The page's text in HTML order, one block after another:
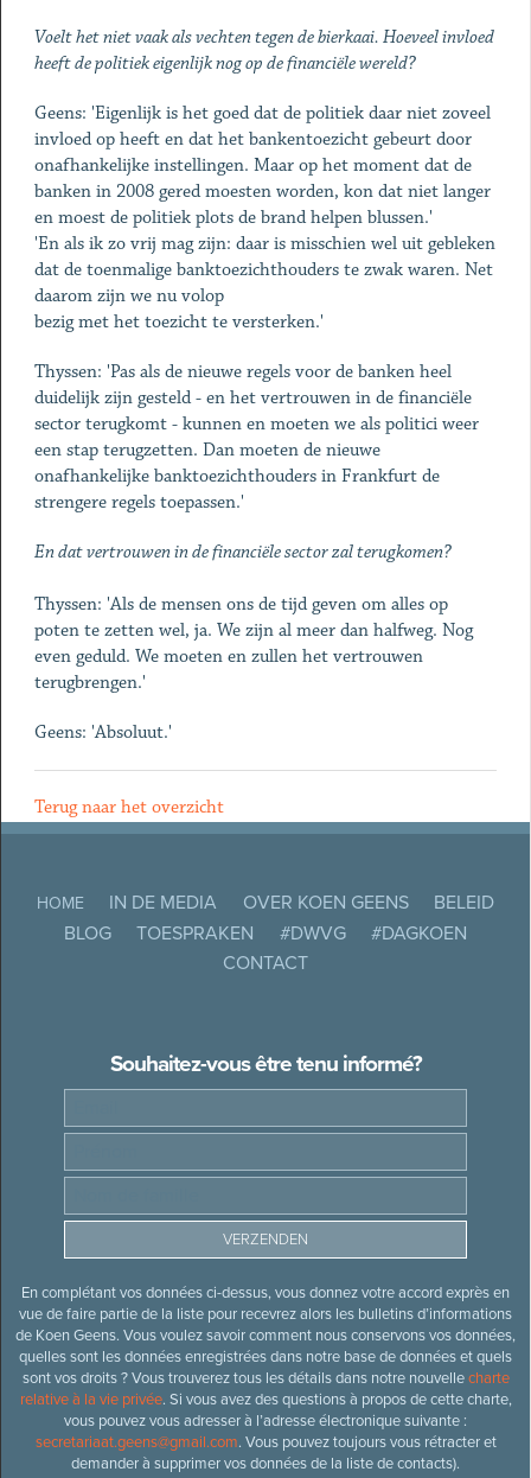
Voelt het niet vaak als vechten tegen de bierkaai. Hoeveel invloed
heeft de politiek eigenlijk nog op de financiële wereld?
Geens: 'Eigenlijk is het goed dat de politiek daar niet zoveel
invloed op heeft en dat het bankentoezicht gebeurt door
onafhankelijke instellingen. Maar op het moment dat de
banken in 2008 gered moesten worden, kon dat niet langer
en moest de politiek plots de brand helpen blussen.'
'En als ik zo vrij mag zijn: daar is misschien wel uit gebleken
dat de toenmalige banktoezichthouders te zwak waren. Net
daarom zijn we nu volop
bezig met het toezicht te versterken.'
Thyssen: 'Pas als de nieuwe regels voor de banken heel
duidelijk zijn gesteld - en het vertrouwen in de financiële
sector terugkomt - kunnen en moeten we als politici weer
een stap terugzetten. Dan moeten de nieuwe
onafhankelijke banktoezichthouders in Frankfurt de
strengere regels toepassen.'
En dat vertrouwen in de financiële sector zal terugkomen?
Thyssen: 'Als de mensen ons de tijd geven om alles op
poten te zetten wel, ja. We zijn al meer dan halfweg. Nog
even geduld. We moeten en zullen het vertrouwen
terugbrengen.'
Geens: 'Absoluut.'
Terug naar het overzicht
HOME IN DE MEDIA OVER KOEN GEENS
BELEID
BLOG
TOESPRAKEN #DWVG
#DAGKOEN
CONTACT
Souhaitez-vous être tenu informé?
En complétant vos données ci-dessus, vous donnez votre accord exprès en
vue de faire partie de la liste pour recevrez alors les bulletins d’informations
de Koen Geens. Vous voulez savoir comment nous conservons vos données,
quelles sont les données enregistrées dans notre base de données et quels
sont vos droits ? Vous trouverez tous les détails dans notre nouvellecharte
relative à la vie privée. Si vous avez des questions à propos de cette charte,
vous pouvez vous adresser à l’adresse électronique suivante :
secretariaat.geens@gmail.com. Vous pouvez toujours vous rétracter et
demander à supprimer vos données de la liste de contacts).